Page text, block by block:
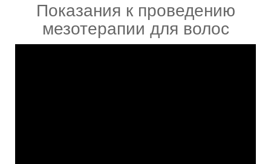
Показания к проведению
мезотерапии для волос